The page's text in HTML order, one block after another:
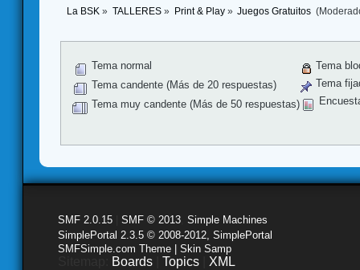
La BSK » TALLERES» Print & Play» Juegos Gratuitos
Tema normal
Tema candente (Más de 20 respuestas)
Tema muy candente (Más de 50 respuestas)
Tema
Tema
SMF 2.0.15 SMF © 2013 Simple Machines
SimplePortal 2.3.5 © 2008-2012, SimplePortal
SMFSimple.com Theme | Skin Samp
Boards Topics XML